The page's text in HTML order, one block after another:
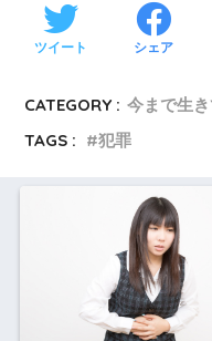
ツイート シェア
CATEGORY : 今まで生
TAGS :
犯罪